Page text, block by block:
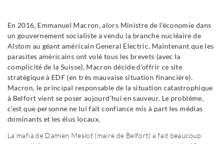
En 2016, Emmanuel Macron, alors Ministre de l’économie dans
un gouvernement socialiste a vendu la branche nucléaire de
Alstom au géant américain General Electric. Maintenant que les
parasites américains ont volé tous les brevets (avec la
complicité de la Suisse), Macron décide d’offrir ce site
stratégique à EDF (en très mauvaise situation financière).
Macron, le principal responsable de la situation catastrophique
à Belfort vient se poser aujourd’hui en sauveur. Le problème,
c’est que personne ne lui fait confiance mis à part les médias
dominants et les élus locaux.
La mafia de Damien Meslot (maire de Belfort) a fait beaucoup